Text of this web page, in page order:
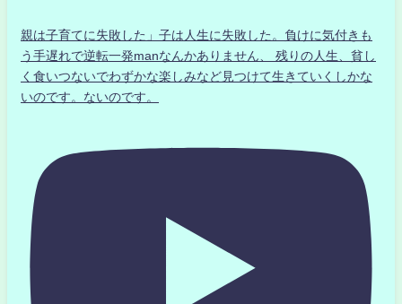
親は子育てに失敗した」子は人生に失敗した。負けに気付きも
う手遅れで逆転一発manなんかありません、 残りの人生、貧し
く食いつないでわずかな楽しみなど見つけて生きていくしかな
いのです。ないのです。